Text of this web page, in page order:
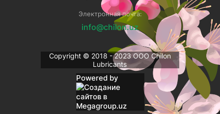
Электронная почта:
info@chilon.uz
Copyright © 2018 - 2023 ОOO Chilon
Lubricants
Powered by